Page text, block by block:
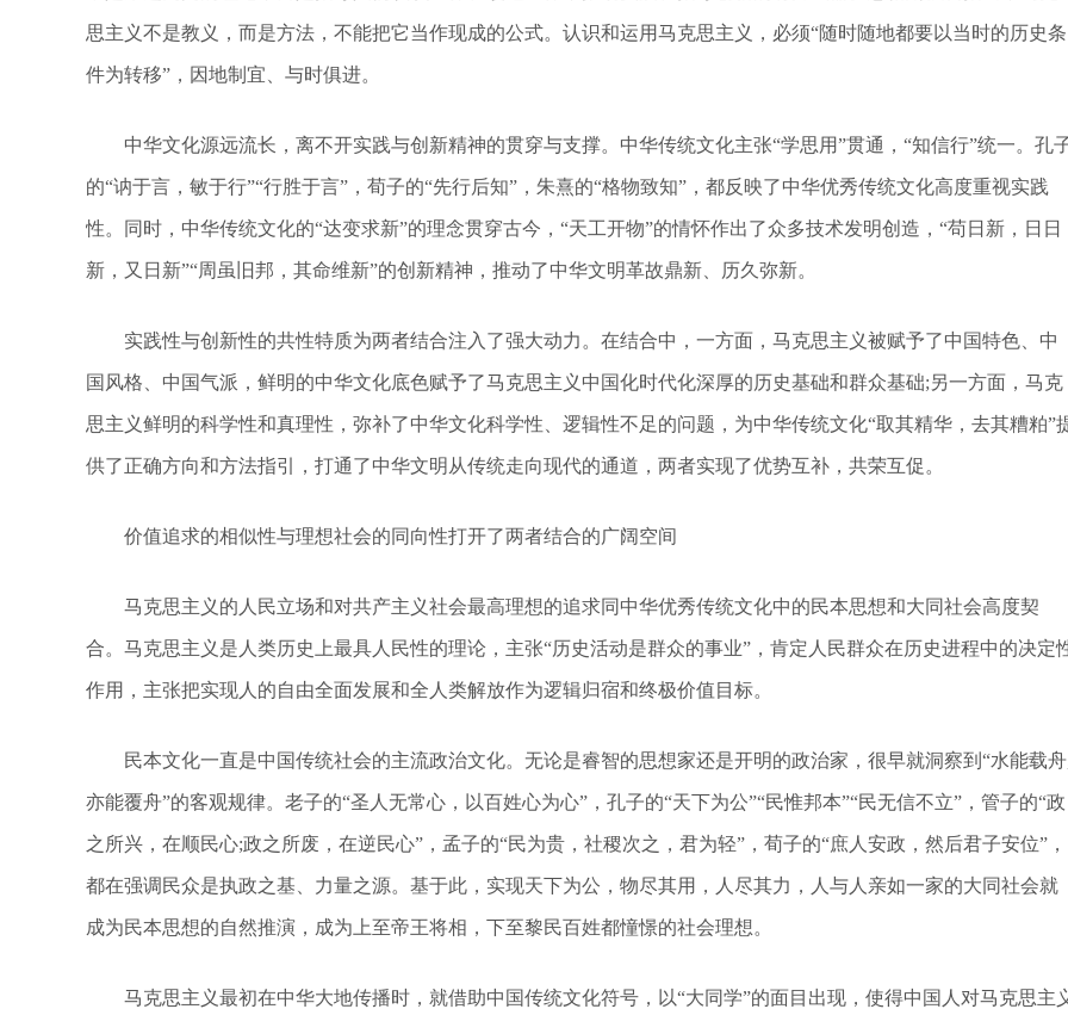
思主义不是教义，而是方法，不能把它当作现成的公式。认识和运用马克思主义，必须“随时随地都要以当时的历史条
件为转移”，因地制宜、与时俱进。
中华文化源远流长，离不开实践与创新精神的贯穿与支撑。中华传统文化主张“学思用”贯通，“知信行”统一。孔
的“讷于言，敏于行”“行胜于言”，荀子的“先行后知”，朱熹的“格物致知”，都反映了中华优秀传统文化高度重视实践
性。同时，中华传统文化的“达变求新”的理念贯穿古今，“天工开物”的情怀作出了众多技术发明创造，“苟日新，日日
新，又日新”“周虽旧邦，其命维新”的创新精神，推动了中华文明革故鼎新、历久弥新。
实践性与创新性的共性特质为两者结合注入了强大动力。在结合中，一方面，马克思主义被赋予了中国特色、中
国风格、中国气派，鲜明的中华文化底色赋予了马克思主义中国化时代化深厚的历史基础和群众基础;另一方面，马克
思主义鲜明的科学性和真理性，弥补了中华文化科学性、逻辑性不足的问题，为中华传统文化“取其精华，去其糟粕”
供了正确方向和方法指引，打通了中华文明从传统走向现代的通道，两者实现了优势互补，共荣互促。
价值追求的相似性与理想社会的同向性打开了两者结合的广阔空间
马克思主义的人民立场和对共产主义社会最高理想的追求同中华优秀传统文化中的民本思想和大同社会高度契
合。马克思主义是人类历史上最具人民性的理论，主张“历史活动是群众的事业”，肯定人民群众在历史进程中的决定
作用，主张把实现人的自由全面发展和全人类解放作为逻辑归宿和终极价值目标。
民本文化一直是中国传统社会的主流政治文化。无论是睿智的思想家还是开明的政治家，很早就洞察到“水能载
亦能覆舟”的客观规律。老子的“圣人无常心，以百姓心为心”，孔子的“天下为公”“民惟邦本”“民无信不立”，管子的“政
之所兴，在顺民心;政之所废，在逆民心”，孟子的“民为贵，社稷次之，君为轻”，荀子的“庶人安政，然后君子安位”，
都在强调民众是执政之基、力量之源。基于此，实现天下为公，物尽其用，人尽其力，人与人亲如一家的大同社会就
成为民本思想的自然推演，成为上至帝王将相，下至黎民百姓都憧憬的社会理想。
马克思主义最初在中华大地传播时，就借助中国传统文化符号，以“大同学”的面目出现，使得中国人对马克思主